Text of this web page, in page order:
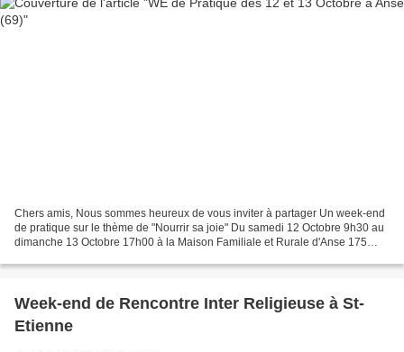
Chers amis, Nous sommes heureux de vous inviter à partager Un week-end
de pratique sur le thème de "Nourrir sa joie" Du samedi 12 Octobre 9h30 au
dimanche 13 Octobre 17h00 à la Maison Familiale et Rurale d'Anse 175
Week-end de Rencontre Inter Religieuse à St-
Etienne